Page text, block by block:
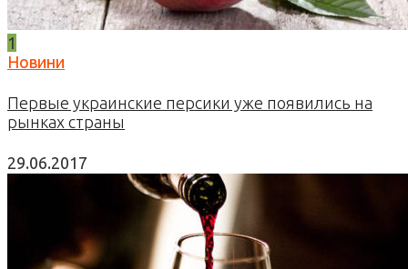
1
Новини
Первые украинские персики уже появились на
рынках страны
29.06.2017